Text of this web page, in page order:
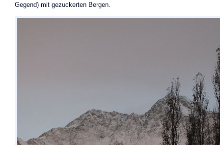
Gegend) mit gezuckerten Bergen.